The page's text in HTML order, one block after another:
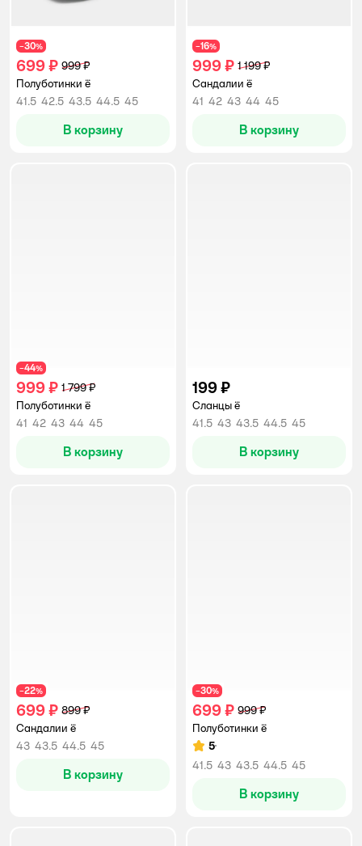
−30%
699 ₽ 999 ₽
Полуботинки ё
41.5 42.5 43.5 44.5 45
В корзину
−16%
999 ₽ 1 199 ₽
Сандалии ё
41 42 43 44 45
В корзину
−44%
999 ₽ 1 799 ₽
Полуботинки ё
41 42 43 44 45
В корзину
199 ₽
Сланцы ё
41.5 43 43.5 44.5 45
В корзину
−22%
699 ₽ 899 ₽
Сандалии ё
43 43.5 44.5 45
В корзину
−30%
699 ₽ 999 ₽
Полуботинки ё
Рейтинг:
5
41.5 43 43.5 44.5 45
В корзину